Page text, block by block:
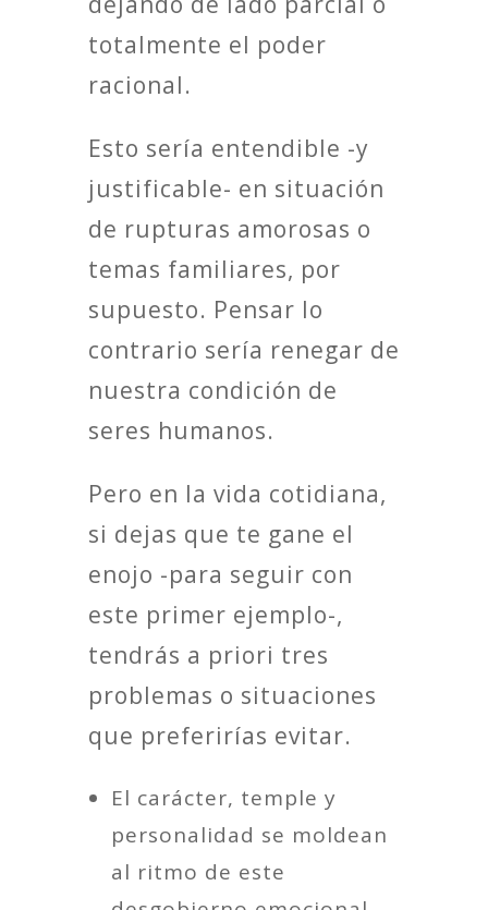
totalmente el poder
racional.
Esto sería entendible -y
justificable- en situación
de rupturas amorosas o
temas familiares, por
supuesto. Pensar lo
contrario sería renegar de
nuestra condición de
seres humanos.
Pero en la vida cotidiana,
si dejas que te gane el
enojo -para seguir con
este primer ejemplo-,
tendrás a priori tres
problemas o situaciones
que preferirías evitar.
El carácter, temple y
personalidad se moldean
al ritmo de este